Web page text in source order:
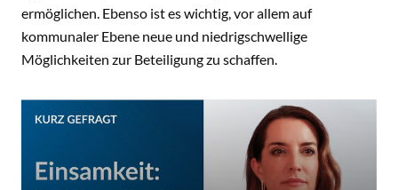
ermöglichen. Ebenso ist es wichtig, vor allem auf
kommunaler Ebene neue und niedrigschwellige
Möglichkeiten zur Beteiligung zu schaffen.